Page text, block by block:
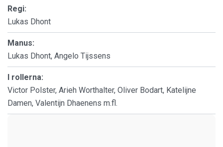
Regi:
Lukas Dhont
Manus:
Lukas Dhont, Angelo Tijssens
I rollerna:
Victor Polster, Arieh Worthalter, Oliver Bodart, Katelijne
Damen, Valentijn Dhaenens m.fl.